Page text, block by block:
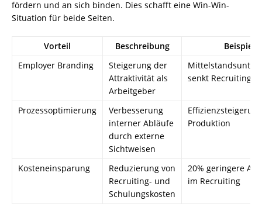
fördern und an sich binden. Dies schafft eine Win-Win-
Situation für beide Seiten.
Vorteil Beschreibung
Beispiel
Employer Branding
Steigerung der
Attraktivität als
Arbeitgeber
senkt Recruiting-
Prozessoptimierung
Verbesserung
interner Abläufe
durch externe
Sichtweisen
Produktion
Kosteneinsparung
Reduzierung von
Recruiting- und
Schulungskosten
20% geringere
im Recruiting